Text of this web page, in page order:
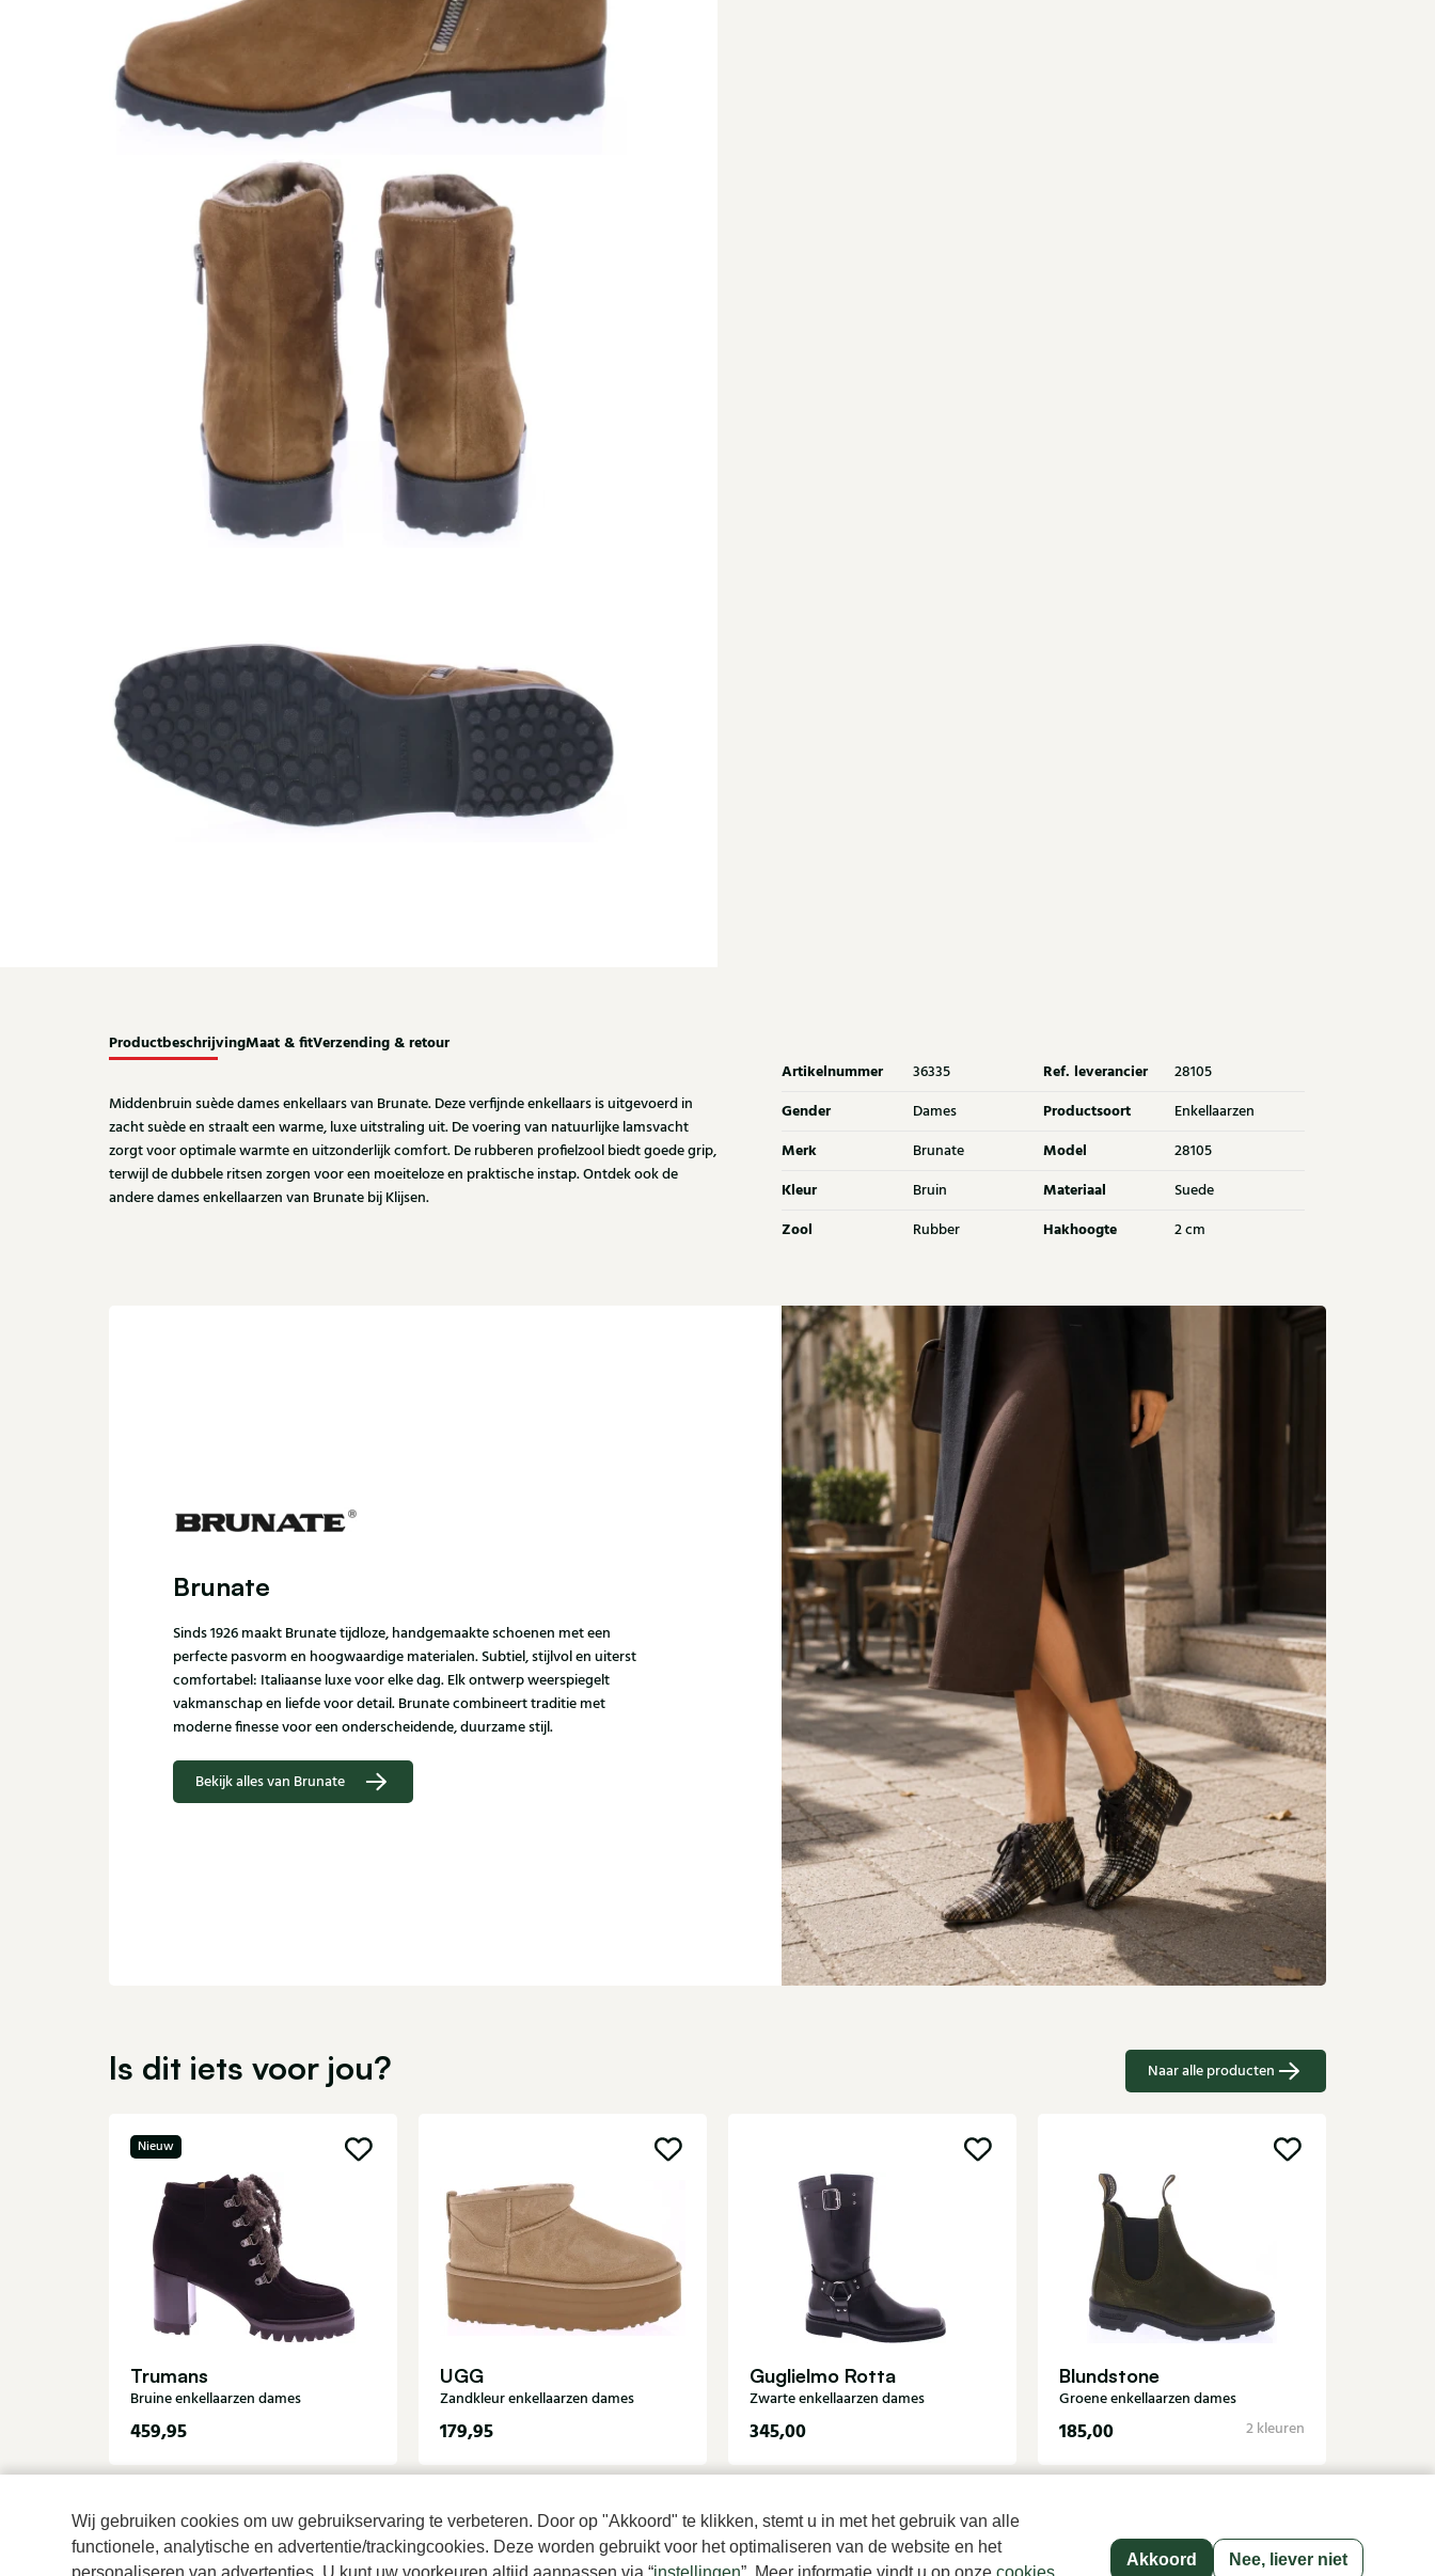
Wij gebruiken cookies om uw gebruikservaring te verbeteren. Door op "Akkoord" te klikken, stemt u in met het gebruik van alle
functionele, analytische en advertentie/trackingcookies. Deze worden gebruikt voor het optimaliseren van de website en het
personaliseren van advertenties. U kunt uw voorkeuren altijd aanpassen via “instellingen”. Meer informatie vindt u op onzecookies
Akkoord Nee, liever niet
ProductbeschrijvingMaat & fitVerzending & retour
Middenbruin suède dames enkellaars van Brunate. Deze verfijnde enkellaars is uitgevoerd in
zacht suède en straalt een warme, luxe uitstraling uit. De voering van natuurlijke lamsvacht
zorgt voor optimale warmte en uitzonderlijk comfort. De rubberen profielzool biedt goede grip,
terwijl de dubbele ritsen zorgen voor een moeiteloze en praktische instap. Ontdek ook de
andere dames enkellaarzen van Brunate bij Klijsen.
Artikelnummer 36335 Ref. leverancier 28105
Gender Dames Productsoort Enkellaarzen
Merk Brunate Model 28105
Kleur Bruin Materiaal Suede
Zool Rubber Hakhoogte 2 cm
Brunate
Sinds 1926 maakt Brunate tijdloze, handgemaakte schoenen met een
perfecte pasvorm en hoogwaardige materialen. Subtiel, stijlvol en uiterst
comfortabel: Italiaanse luxe voor elke dag. Elk ontwerp weerspiegelt
vakmanschap en liefde voor detail. Brunate combineert traditie met
moderne finesse voor een onderscheidende, duurzame stijl.
Bekijk alles van Brunate
Is dit iets voor jou? Naar alle producten
Nieuw
Trumans
Bruine enkellaarzen dames
459,95
UGG
Zandkleur enkellaarzen dames
179,95
Guglielmo Rotta
Zwarte enkellaarzen dames
345,00
Blundstone
Groene enkellaarzen dames
185,00 2 kleuren